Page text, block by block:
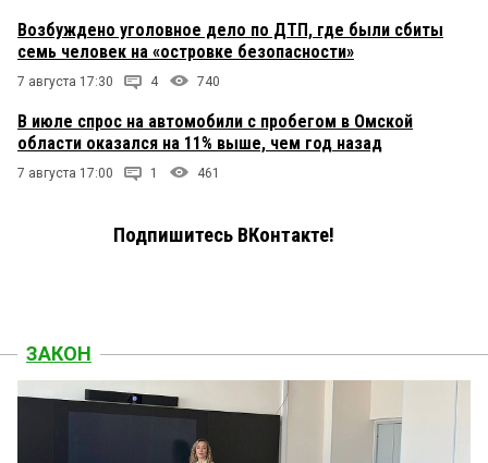
Возбуждено уголовное дело по ДТП, где были сбиты
семь человек на «островке безопасности»
7 августа 17:30 4 740
В июле спрос на автомобили с пробегом в Омской
области оказался на 11% выше, чем год назад
7 августа 17:00 1 461
Подпишитесь ВКонтакте!
ЗАКОН